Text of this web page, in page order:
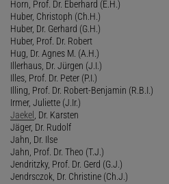
Horn, Prof. Dr. Eberhard (E.H.)
Huber, Christoph (Ch.H.)
Huber, Dr. Gerhard (G.H.)
Huber, Prof. Dr. Robert
Hug, Dr. Agnes M. (A.H.)
Illerhaus, Dr. Jürgen (J.I.)
Illes, Prof. Dr. Peter (P.I.)
Illing, Prof. Dr. Robert-Benjamin (R.B.I.)
Irmer, Juliette (J.Ir.)
Jaekel , Dr. Karsten
Jäger, Dr. Rudolf
Jahn, Dr. Ilse
Jahn, Prof. Dr. Theo (T.J.)
Jendritzky, Prof. Dr. Gerd (G.J.)
Jendrsczok, Dr. Christine (Ch.J.)